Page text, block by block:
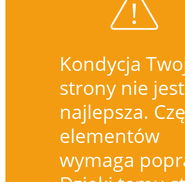
Kondycja
strony nie jest
najlepsza.
elementów
wymaga